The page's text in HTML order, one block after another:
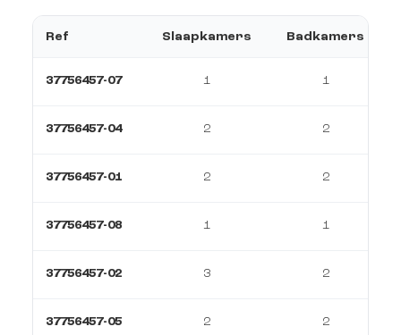
Ref Slaapkamers Badkamers
37756457-07 1 1
37756457-04 2 2
37756457-01 2 2
37756457-08 1 1
37756457-02 3 2
37756457-05 2 2